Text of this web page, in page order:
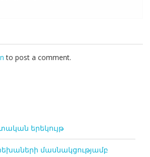
to post a comment.
երեկույթ
մասնակցությամբ